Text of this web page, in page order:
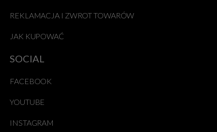
REKLAMACJA I ZWROT TOWARÓW
JAK KUPOWAĆ
SOCIAL
FACEBOOK
YOUTUBE
INSTAGRAM